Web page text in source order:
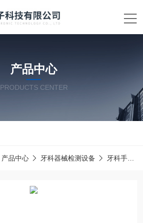
产品中心
PRODUCTS CENTER
产品中心 牙科器械检测设备 牙科手机堵转扭矩测试仪